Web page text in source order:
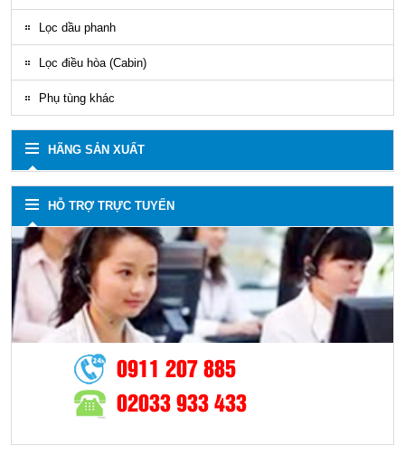
Lọc dầu phanh
Lọc điều hòa (Cabin)
Phụ tùng khác
HÃNG SẢN XUẤT
HỖ TRỢ TRỰC TUYẾN
0911 207 885
02033 933 433